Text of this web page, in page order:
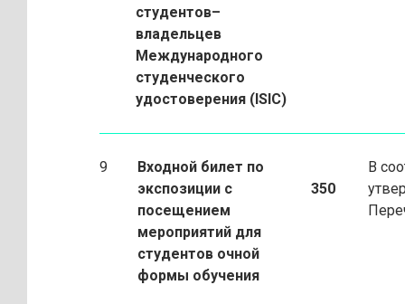
студентов–
владельцев
Международного
студенческого
удостоверения (ISIC)
9
Входной билет по
экспозиции с
посещением
мероприятий для
студентов очной
формы обучения
350
В